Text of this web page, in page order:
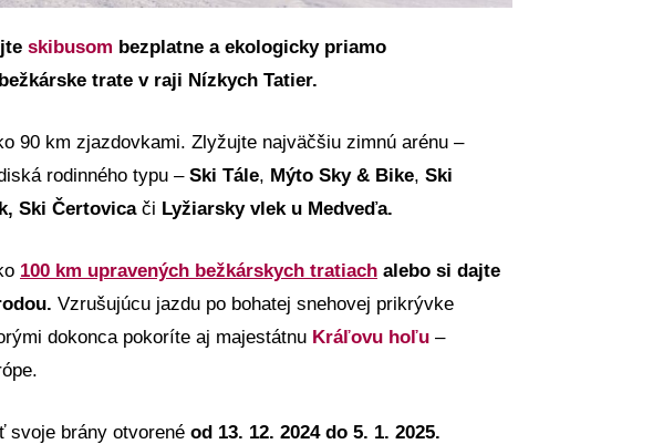
skibusom bezplatne a ekologicky priamo
trate v raji Nízkych Tatier.
90 km zjazdovkami. Zlyžujte najväčšiu zimnú arénu –
rodinného typu – Ski Tále, Mýto Sky & Bike, Ski
Ski Čertovica či Lyžiarsky vlek u Medveďa.
100 km upravených bežkárskych tratiach alebo si dajte
Vzrušujúcu jazdu po bohatej snehovej prikrývke
dokonca pokoríte aj majestátnu Kráľovu hoľu –
svoje brány otvorené od 13. 12. 2024 do 5. 1. 2025.